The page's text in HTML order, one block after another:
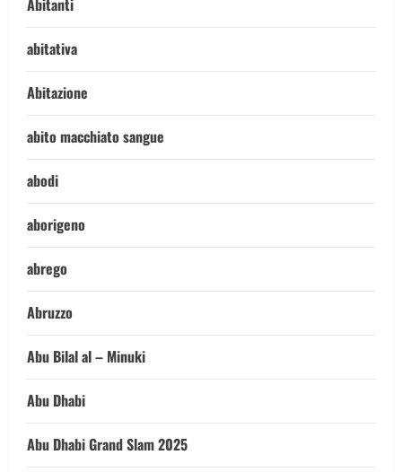
Abitanti
abitativa
Abitazione
abito macchiato sangue
abodi
aborigeno
abrego
Abruzzo
Abu Bilal al – Minuki
Abu Dhabi
Abu Dhabi Grand Slam 2025